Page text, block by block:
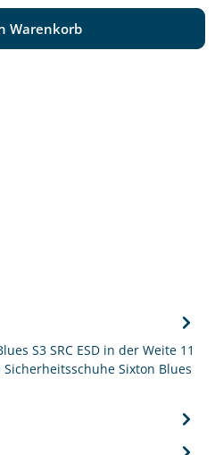
Warenkorb
S3 SRC ESD in der Weite 11
Sixton Blues